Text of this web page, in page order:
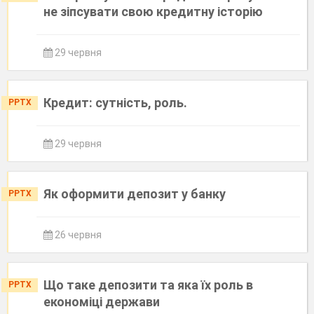
не зіпсувати свою кредитну історію
29 червня
PPTX Кредит: сутність, роль.
29 червня
PPTX Як оформити депозит у банку
26 червня
PPTX
Що таке депозити та яка їх роль в
економіці держави